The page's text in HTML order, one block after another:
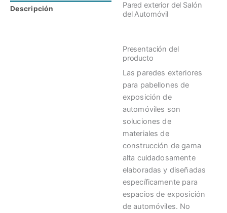
Descripción Valoraciones (0)
Pared exterior del Salón
del Automóvil
Presentación del
producto
Las paredes exteriores
para pabellones de
exposición de
automóviles son
soluciones de
materiales de
construcción de gama
alta cuidadosamente
elaboradas y diseñadas
específicamente para
espacios de exposición
de automóviles. No